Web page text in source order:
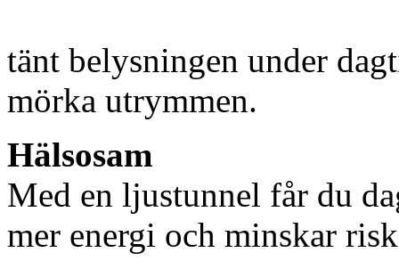
tänt belysningen under
mörka utrymmen.
Hälsosam
Med en ljustunnel får du
mer energi och minskar